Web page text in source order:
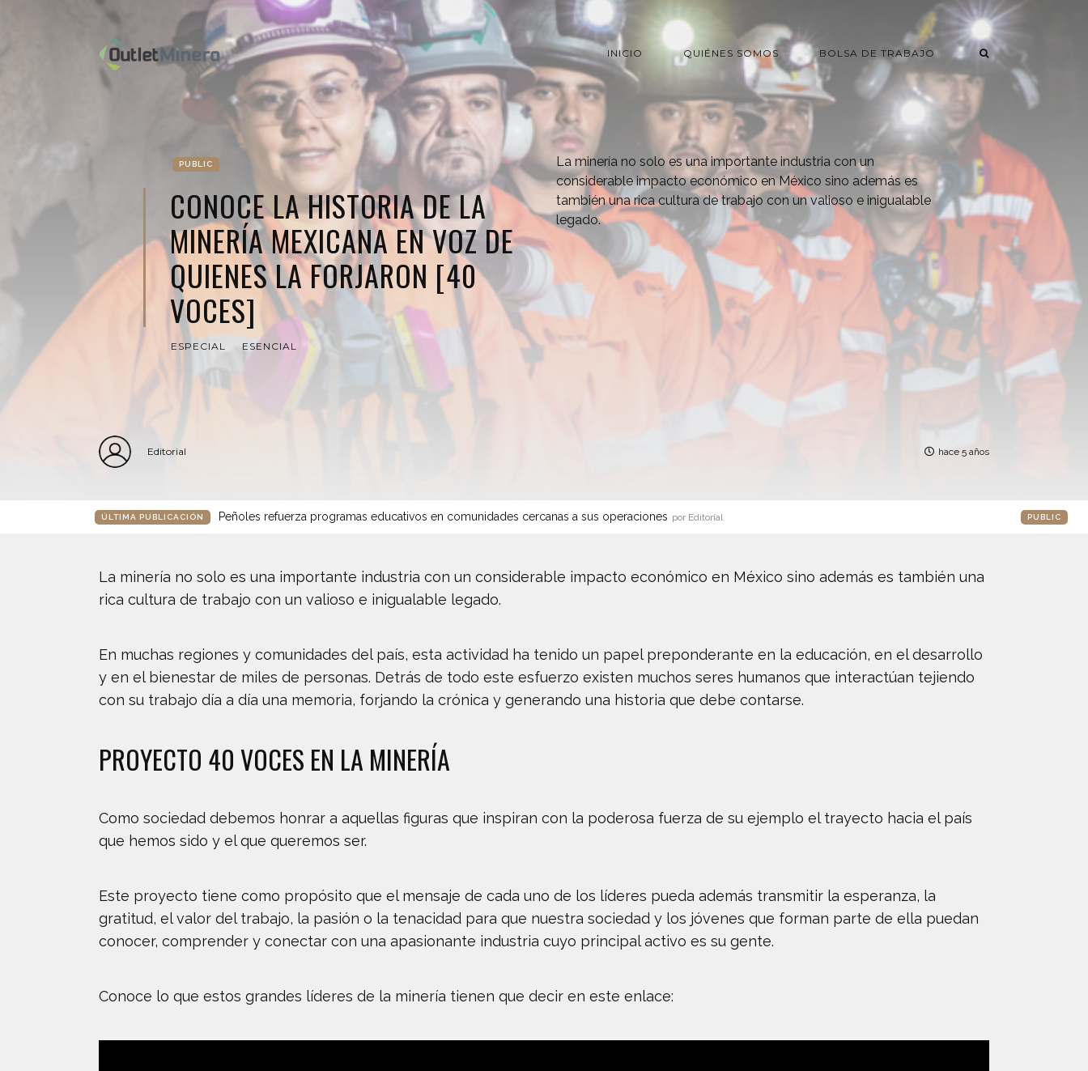
INICIO QUIÉNES SOMOS BOLSA DE TRABAJO
PUBLIC
CONOCE LA HISTORIA DE LA
MINERÍA MEXICANA EN VOZ DE
QUIENES LA FORJARON [40
VOCES]
ESPECIAL ESENCIAL
La minería no solo es una importante industria con un
considerable impacto económico en México sino además es
también una rica cultura de trabajo con un valioso e inigualable
legado.
Editorial hace 5 años
ÚLTIMA PUBLICACIÓN Peñoles refuerza programas educativos en comunidades cercanas a sus operaciones por Editorial PUBLIC
La minería no solo es una importante industria con un considerable impacto económico en México sino además es también una
rica cultura de trabajo con un valioso e inigualable legado.
En muchas regiones y comunidades del país, esta actividad ha tenido un papel preponderante en la educación, en el desarrollo
y en el bienestar de miles de personas. Detrás de todo este esfuerzo existen muchos seres humanos que interactúan tejiendo
con su trabajo día a día una memoria, forjando la crónica y generando una historia que debe contarse.
PROYECTO 40 VOCES EN LA MINERÍA
Como sociedad debemos honrar a aquellas figuras que inspiran con la poderosa fuerza de su ejemplo el trayecto hacia el país
que hemos sido y el que queremos ser.
Este proyecto tiene como propósito que el mensaje de cada uno de los líderes pueda además transmitir la esperanza, la
gratitud, el valor del trabajo, la pasión o la tenacidad para que nuestra sociedad y los jóvenes que forman parte de ella puedan
conocer, comprender y conectar con una apasionante industria cuyo principal activo es su gente.
Conoce lo que estos grandes líderes de la minería tienen que decir en este enlace: